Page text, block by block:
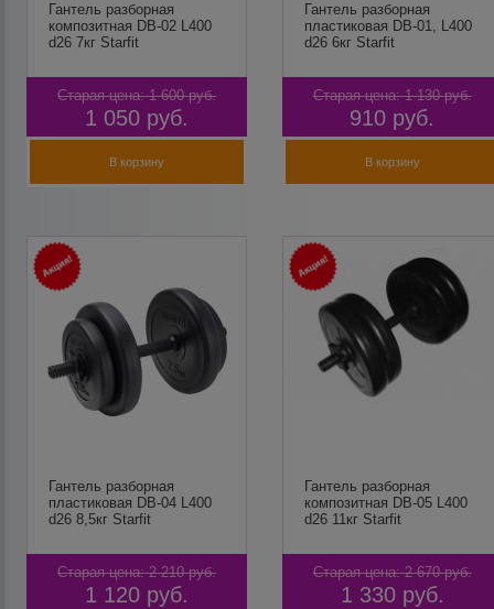
Гантель разборная
композитная DB-02 L400
d26 7кг Starfit
Старая цена: 1 600 руб.
1 050 руб.
В корзину
Гантель разборная
пластиковая DB-01, L400
d26 6кг Starfit
Старая цена: 1 130 руб.
910 руб.
В корзину
Гантель разборная
пластиковая DB-04 L400
d26 8,5кг Starfit
Старая цена: 2 210 руб.
1 120 руб.
Гантель разборная
композитная DB-05 L400
d26 11кг Starfit
Старая цена: 2 670 руб.
1 330 руб.